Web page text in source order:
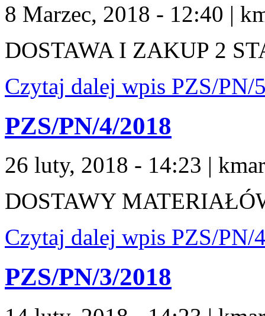
8 Marzec, 2018 - 12:40 |
DOSTAWA I ZAKUP 2
Czytaj dalej wpis PZS/PN/
PZS/PN/4/2018
26 luty, 2018 - 14:23 |
DOSTAWY
Czytaj dalej wpis PZS/PN/
PZS/PN/3/2018